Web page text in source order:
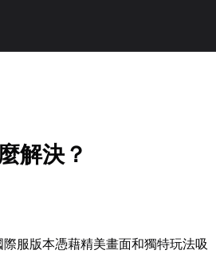
解決？
服版本憑藉精美畫面和獨特玩法吸